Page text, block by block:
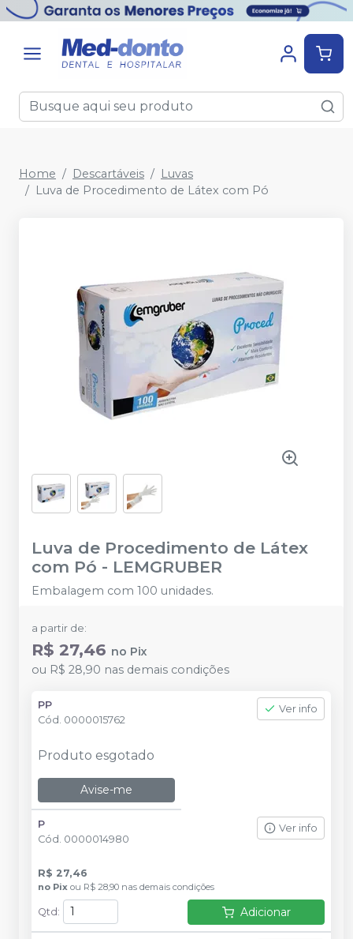
Home Descartáveis
Luvas
Luva de Procedimento de Látex com Pó
Luva de Procedimento de Látex
com Pó - LEMGRUBER
Embalagem com 100 unidades.
a partir de:
R$ 27,46 no Pix
ou R$ 28,90 nas demais condições
PP
Cód. 0000015762
Ver info
Produto esgotado
Avise-me
P
Cód. 0000014980
Ver info
R$ 27,46
no Pix ou R$ 28,90 nas demais condições
Qtd : Adicionar